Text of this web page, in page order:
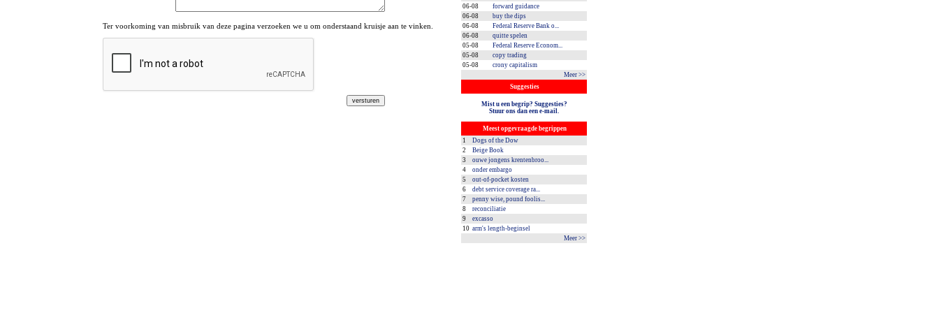
06-08
forward guidance
06-08
buy the dips
06-08
Federal Reserve Bank o...
06-08
quitte spelen
05-08
Federal Reserve Econom...
05-08
copy trading
05-08
crony capitalism
Meer >>
Suggesties
Mist u een begrip? Suggesties?
Stuur ons dan een e-mail.
Meest opgevraagde begrippen
1
Dogs of the Dow
2
Beige Book
3
ouwe jongens krentenbroo...
4
onder embargo
5
out-of-pocket kosten
6
debt service coverage ra...
7
penny wise, pound foolis...
8
reconciliatie
9
excasso
10 arm's length-beginsel
Meer >>
Ter voorkoming van misbruik van deze pagina verzoeken we u om onderstaand kruisje aan te vinken.